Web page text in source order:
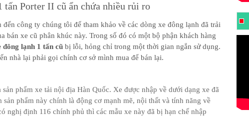
tấn Porter II cũ ẩn chứa nhiều rủi ro
công ty chúng tôi để tham khảo về các dòng xe đông lạnh đã trải
bán xe cũ phân khúc này. Trong số đó có một bộ phận khách hàng
đông lạnh 1 tấn cũ bị lỗi, hỏng chỉ trong một thời gian ngắn sử dụng.
nhà lại phải gọi chính cơ sở mình mua để bán lại.
sản phẩm xe tải nội địa Hàn Quốc. Xe được nhập về dưới dạng xe đã
sản phẩm này chính là động cơ mạnh mẽ, nội thất và tính năng về
nghị định 116 chính phủ thì các mẫu xe này đã bị hạn chế nhập